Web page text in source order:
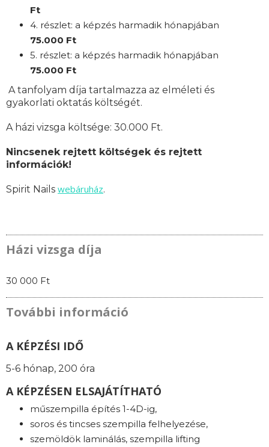
Ft
4. részlet: a képzés harmadik hónapjában
75.000 Ft
5. részlet: a képzés harmadik hónapjában
75.000 Ft
A tanfolyam díja tartalmazza az elméleti és
gyakorlati oktatás költségét.
A házi vizsga költsége: 30.000 Ft.
Nincsenek rejtett költségek és rejtett
információk!
Spirit Nails webáruház.
Házi vizsga díja
30 000 Ft
További információ
A KÉPZÉSI IDŐ
5-6 hónap, 200 óra
A KÉPZÉSEN ELSAJÁTÍTHATÓ
műszempilla építés 1-4D-ig,
soros és tincses szempilla felhelyezése,
szemöldök laminálás, szempilla lifting